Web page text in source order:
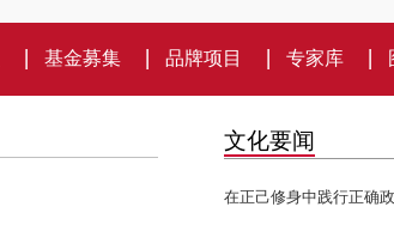
基金募集 品牌项目 专家库
文化要闻
在正己修身中践行正确